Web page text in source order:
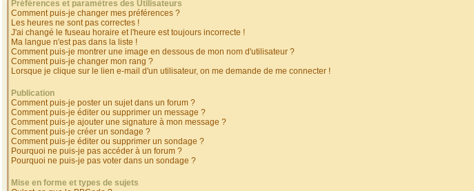
Préférences et paramètres des Utilisateurs
Comment puis-je changer mes préférences ?
Les heures ne sont pas correctes !
J'ai changé le fuseau horaire et l'heure est toujours incorrecte !
Ma langue n'est pas dans la liste !
Comment puis-je montrer une image en dessous de mon nom d'utilisateur ?
Comment puis-je changer mon rang ?
Lorsque je clique sur le lien e-mail d'un utilisateur, on me demande de me connecter !
Publication
Comment puis-je poster un sujet dans un forum ?
Comment puis-je éditer ou supprimer un message ?
Comment puis-je ajouter une signature à mon message ?
Comment puis-je créer un sondage ?
Comment puis-je éditer ou supprimer un sondage ?
Pourquoi ne puis-je pas accéder à un forum ?
Pourquoi ne puis-je pas voter dans un sondage ?
Mise en forme et types de sujets